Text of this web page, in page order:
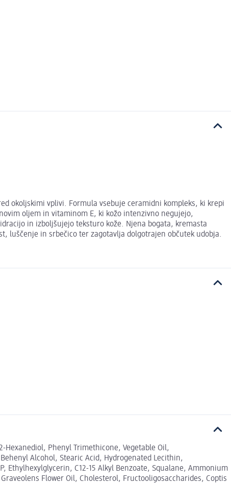
okoljskimi vplivi. Formula vsebuje ceramidni kompleks, ki krepi
oljem in vitaminom E, ki kožo intenzivno negujejo,
in izboljšujejo teksturo kože. Njena bogata, kremasta
luščenje in srbečico ter zagotavlja dolgotrajen občutek udobja.
Hexanediol, Phenyl Trimethicone, Vegetable Oil,
Alcohol, Stearic Acid, Hydrogenated Lecithin,
Ethylhexylglycerin, C12-15 Alkyl Benzoate, Squalane, Ammonium
Flower Oil, Cholesterol, Fructooligosaccharides, Coptis